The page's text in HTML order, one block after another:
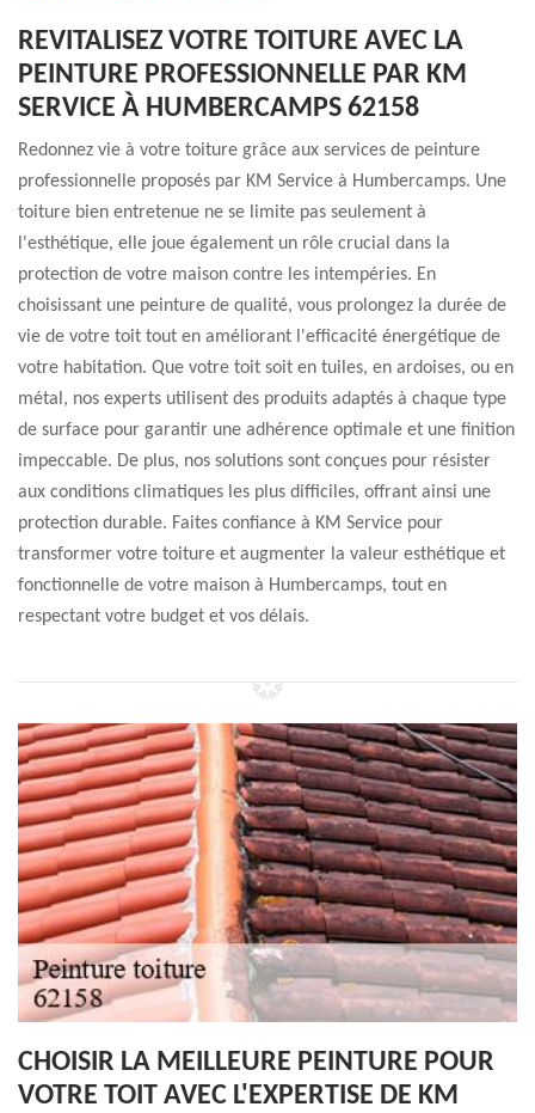
REVITALISEZ VOTRE TOITURE AVEC LA
PEINTURE PROFESSIONNELLE PAR KM
SERVICE À HUMBERCAMPS 62158
Redonnez vie à votre toiture grâce aux services de peinture
professionnelle proposés par KM Service à Humbercamps. Une
toiture bien entretenue ne se limite pas seulement à
l'esthétique, elle joue également un rôle crucial dans la
protection de votre maison contre les intempéries. En
choisissant une peinture de qualité, vous prolongez la durée de
vie de votre toit tout en améliorant l'efficacité énergétique de
votre habitation. Que votre toit soit en tuiles, en ardoises, ou en
métal, nos experts utilisent des produits adaptés à chaque type
de surface pour garantir une adhérence optimale et une finition
impeccable. De plus, nos solutions sont conçues pour résister
aux conditions climatiques les plus difficiles, offrant ainsi une
protection durable. Faites confiance à KM Service pour
transformer votre toiture et augmenter la valeur esthétique et
fonctionnelle de votre maison à Humbercamps, tout en
respectant votre budget et vos délais.
CHOISIR LA MEILLEURE PEINTURE POUR
VOTRE TOIT AVEC L'EXPERTISE DE KM